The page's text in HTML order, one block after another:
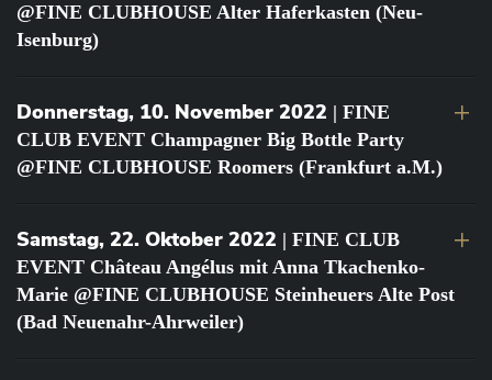
@FINE CLUBHOUSE Alter Haferkasten (Neu-
Isenburg)
Donnerstag, 10. November 2022 | FINE
CLUB EVENT Champagner Big Bottle Party
@FINE CLUBHOUSE Roomers (Frankfurt a.M.)
Samstag, 22. Oktober 2022 | FINE CLUB
EVENT Château Angélus mit Anna Tkachenko-
Marie @FINE CLUBHOUSE Steinheuers Alte Post
(Bad Neuenahr-Ahrweiler)